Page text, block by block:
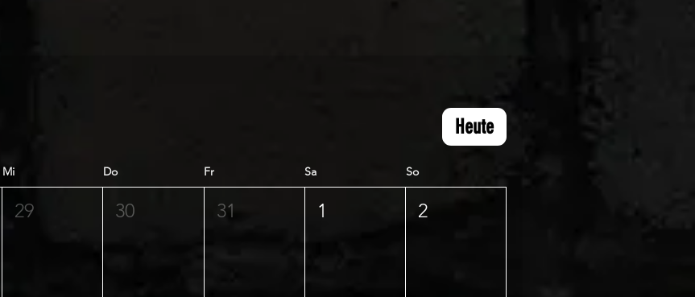
Heute
Mi Do Fr Sa So
29 30 31 1 2